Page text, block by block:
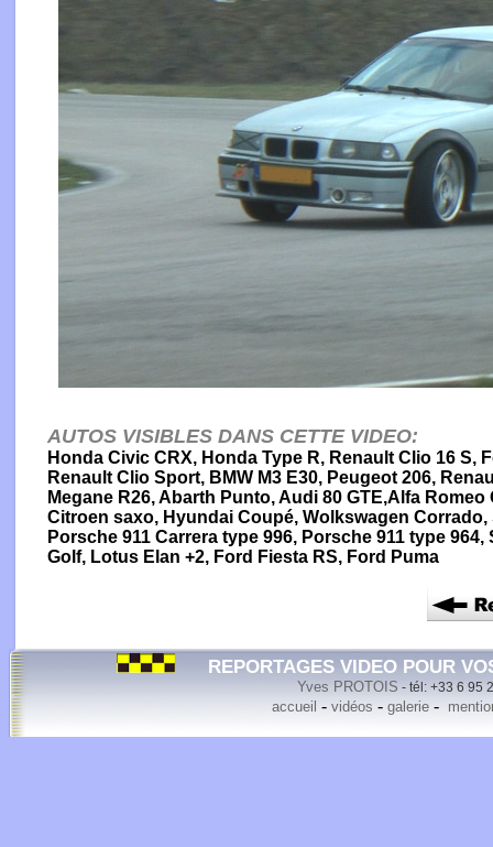
AUTOS VISIBLES DANS CETTE VIDEO:
Honda Civic CRX, Honda Type R, Renault Clio 16 S,
Renault Clio Sport, BMW M3 E30, Peugeot 206,
Megane R26, Abarth Punto, Audi 80 GTE,Alfa
Citroen saxo, Hyundai Coupé, Wolkswagen
Porsche 911 Carrera type 996, Porsche 911 type
Golf, Lotus Elan +2, Ford Fiesta RS, Ford Puma
REPORTAGES VIDEO POUR
Yves PROTOIS - tél: +33 6 95
accueil - vidéos - galerie-